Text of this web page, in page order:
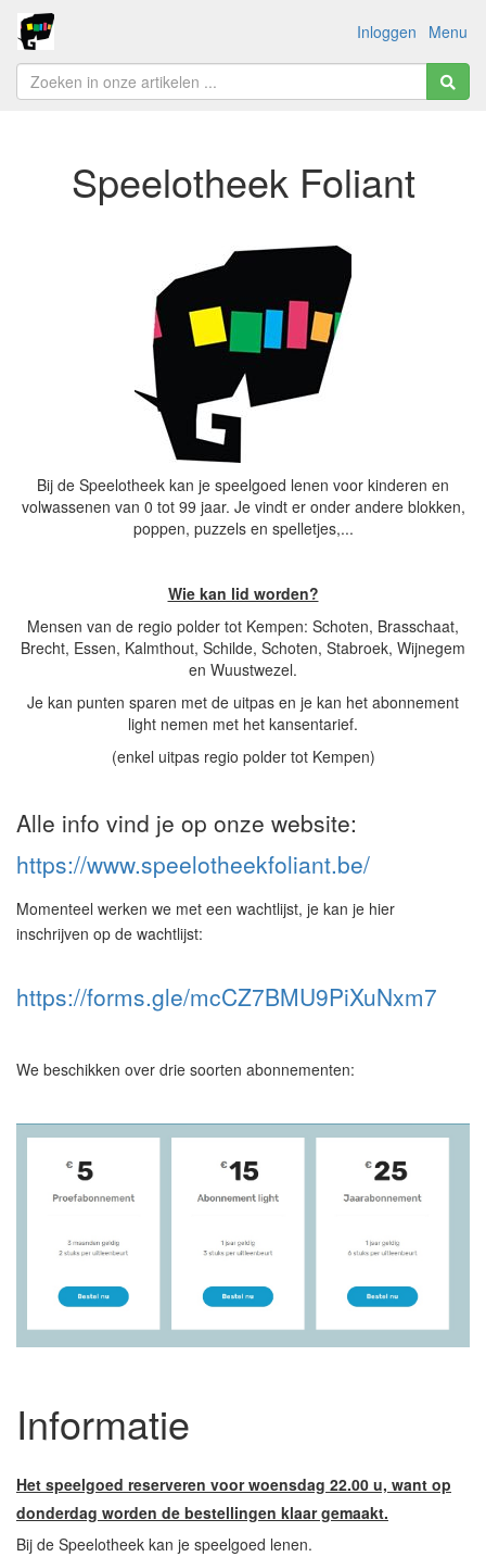
Menu
Inloggen
Speelotheek Foliant
Bij de Speelotheek kan je speelgoed lenen voor kinderen en
volwassenen van 0 tot 99 jaar. Je vindt er onder andere blokken,
poppen, puzzels en spelletjes,...
Wie kan lid worden?
Mensen van de regio polder tot Kempen: Schoten, Brasschaat,
Brecht, Essen, Kalmthout, Schilde, Schoten, Stabroek, Wijnegem
en Wuustwezel.
Je kan punten sparen met de uitpas en je kan het abonnement
light nemen met het kansentarief.
(enkel uitpas regio polder tot Kempen)
Alle info vind je op onze website:
https://www.speelotheekfoliant.be/
Momenteel werken we met een wachtlijst, je kan je hier
inschrijven op de wachtlijst:
https://forms.gle/mcCZ7BMU9PiXuNxm7
We beschikken over drie soorten abonnementen:
Informatie
Het speelgoed reserveren voor woensdag 22.00 u, want op
donderdag worden de bestellingen klaar gemaakt.
Bij de Speelotheek kan je speelgoed lenen.